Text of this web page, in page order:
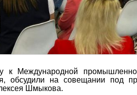
к Международной
обсудили на совещании под
Шмыкова.